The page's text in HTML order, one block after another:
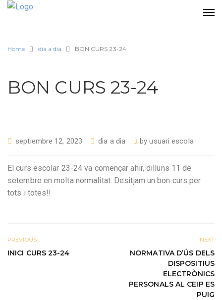
Home dia a dia BON CURS 23-24
BON CURS 23-24
septiembre 12, 2023 dia a dia byusuari escola
El curs escolar 23-24 va començar ahir, dilluns 11 de
setembre en molta normalitat. Desitjam un bon curs per
tots i totes!!
PREVIOUS
INICI CURS 23-24
NEXT
NORMATIVA D’ÚS DELS
DISPOSITIUS
ELECTRÒNICS
PERSONALS AL CEIP ES
PUIG